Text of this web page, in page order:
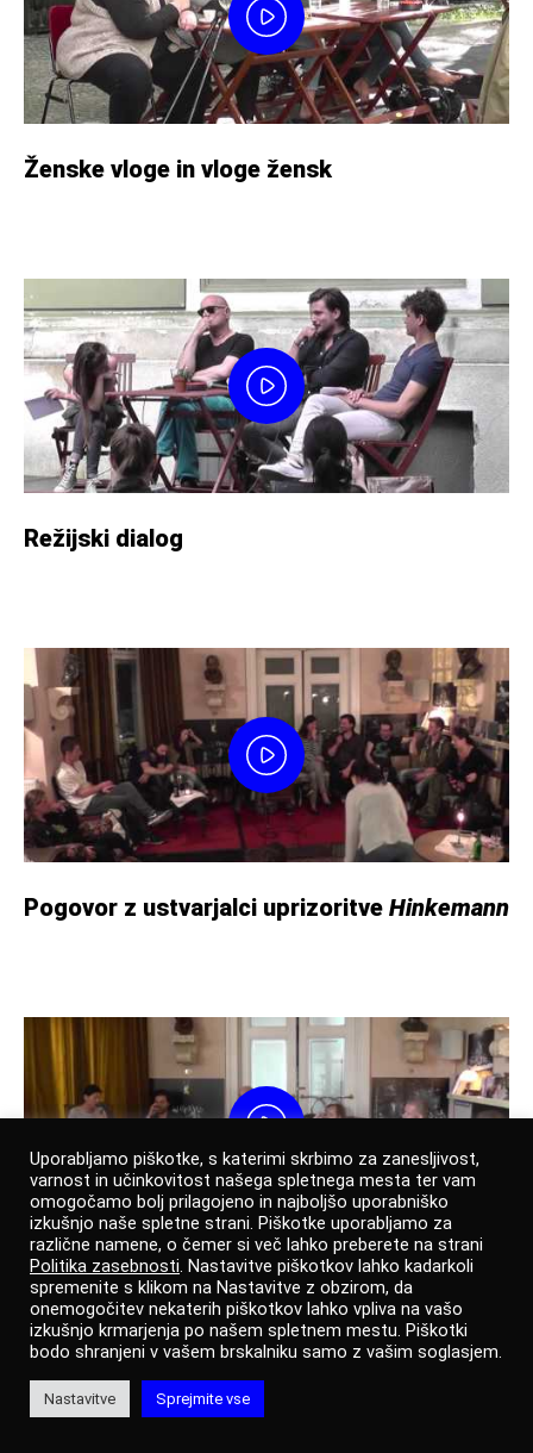
Ženske vloge in vloge žensk
Režijski dialog
Pogovor z ustvarjalci uprizoritve Hinkemann
Performativno v drami, drama v
performativnem
Uporabljamo piškotke, s katerimi skrbimo za zanesljivost,
varnost in učinkovitost našega spletnega mesta ter vam
omogočamo bolj prilagojeno in najboljšo uporabniško
izkušnjo naše spletne strani. Piškotke uporabljamo za
različne namene, o čemer si več lahko preberete na strani
Politika zasebnosti. Nastavitve piškotkov lahko kadarkoli
spremenite s klikom na Nastavitve z obzirom, da
onemogočitev nekaterih piškotkov lahko vpliva na vašo
izkušnjo krmarjenja po našem spletnem mestu. Piškotki
bodo shranjeni v vašem brskalniku samo z vašim soglasjem.
Nastavitve Sprejmite vse